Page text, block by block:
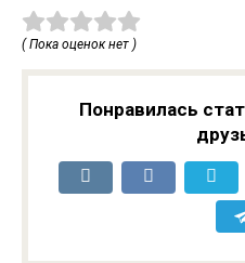
( Пока оценок нет )
Понравилась